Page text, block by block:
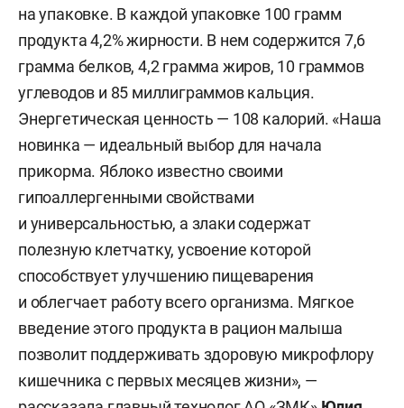
на упаковке. В каждой упаковке 100 грамм
продукта 4,2% жирности. В нем содержится 7,6
грамма белков, 4,2 грамма жиров, 10 граммов
углеводов и 85 миллиграммов кальция.
Энергетическая ценность — 108 калорий. «Наша
новинка — идеальный выбор для начала
прикорма. Яблоко известно своими
гипоаллергенными свойствами
и универсальностью, а злаки содержат
полезную клетчатку, усвоение которой
способствует улучшению пищеварения
и облегчает работу всего организма. Мягкое
введение этого продукта в рацион малыша
позволит поддерживать здоровую микрофлору
кишечника с первых месяцев жизни», —